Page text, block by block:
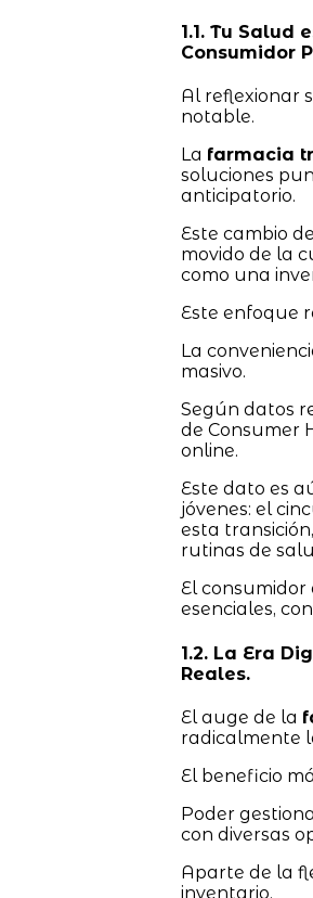
1.1. Tu
Consumidor
Al reflexionar
notable.
La farmacia
soluciones
anticipatorio.
Este cambio
movido de la
como una
Este enfoque
La
masivo.
Según datos
de Consumer
online.
Este dato es
jóvenes: el
esta
rutinas de
El
esenciales,
1.2. La Era
Reales.
El auge de la
radicalmente
El beneficio
Poder
con diversas
Aparte de la
inventario.